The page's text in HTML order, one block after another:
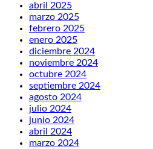
abril 2025
marzo 2025
febrero 2025
enero 2025
diciembre 2024
noviembre 2024
octubre 2024
septiembre 2024
agosto 2024
julio 2024
junio 2024
abril 2024
marzo 2024